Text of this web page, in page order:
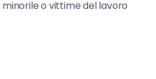
o vittime del lavoro